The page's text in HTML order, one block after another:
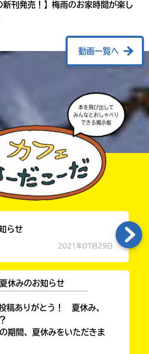
新刊発売！】梅雨のお家時間が楽し
動画一覧へ
本を飛び出して
みんなとおしゃべり
できる掲示板
らせ
2021年07月29日
休みのお知らせ
稿ありがとう！ 夏休み、
の期間、夏休みをいただきま